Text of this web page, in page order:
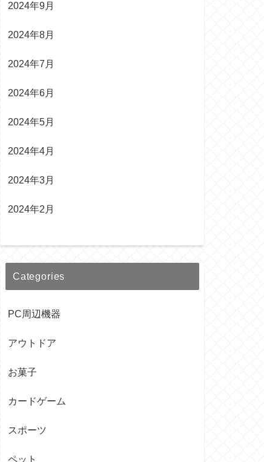
2024年9月
2024年8月
2024年7月
2024年6月
2024年5月
2024年4月
2024年3月
2024年2月
Categories
PC周辺機器
アウトドア
お菓子
カードゲーム
スポーツ
ペット